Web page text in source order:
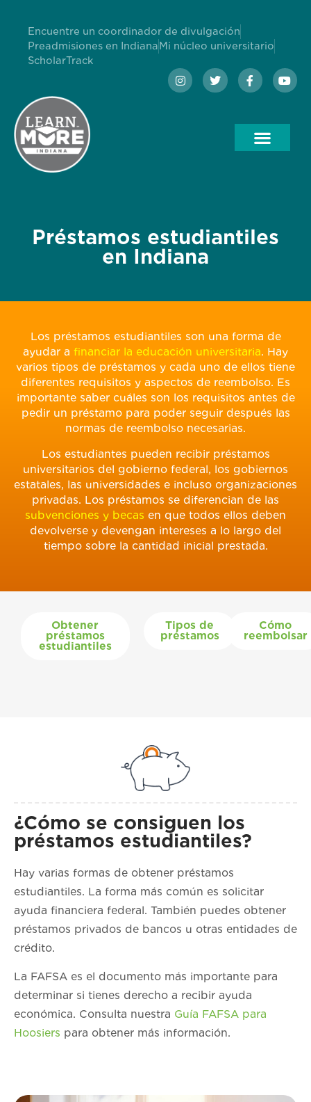
Encuentre un coordinador de divulgación
Preadmisiones en Indiana Mi núcleo universitario
ScholarTrack
Préstamos estudiantiles
en Indiana
Los préstamos estudiantiles son una forma de
ayudar a financiar la educación universitaria. Hay
varios tipos de préstamos y cada uno de ellos tiene
diferentes requisitos y aspectos de reembolso. Es
importante saber cuáles son los requisitos antes de
pedir un préstamo para poder seguir después las
normas de reembolso necesarias.
Los estudiantes pueden recibir préstamos
universitarios del gobierno federal, los gobiernos
estatales, las universidades e incluso organizaciones
privadas. Los préstamos se diferencian de las
subvenciones y becas en que todos ellos deben
devolverse y devengan intereses a lo largo del
tiempo sobre la cantidad inicial prestada.
Obtener
préstamos
estudiantiles
Tipos de
préstamos
Cómo
reembolsar
¿Cómo se consiguen los
préstamos estudiantiles?
Hay varias formas de obtener préstamos
estudiantiles. La forma más común es solicitar
ayuda financiera federal. También puedes obtener
préstamos privados de bancos u otras entidades de
crédito.
La FAFSA es el documento más importante para
determinar si tienes derecho a recibir ayuda
económica. Consulta nuestra Guía FAFSA para
Hoosiers para obtener más información.